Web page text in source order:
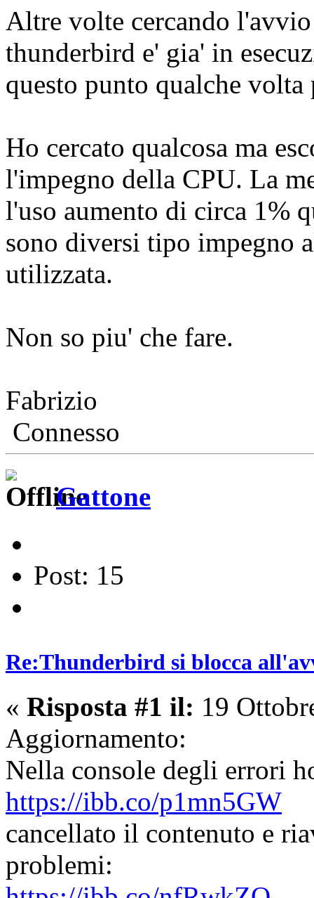
Altre volte cercando
thunderbird e' gia' in
questo punto qualche
Ho cercato qualcosa ma
l'impegno della CPU. La
l'uso aumento di circa 1%
sono diversi tipo impegno
utilizzata.
Non so piu' che fare.
Fabrizio
Connesso
Gattone
Post: 15
Re:Thunderbird si blocca
« Risposta #1 il: 19
Aggiornamento:
Nella console degli errori
https://ibb.co/p1mn5GW
cancellato il contenuto e
problemi: